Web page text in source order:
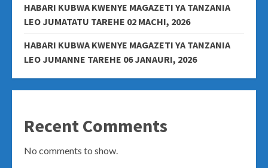
HABARI KUBWA KWENYE MAGAZETI YA TANZANIA
LEO JUMATATU TAREHE 02 MACHI, 2026
HABARI KUBWA KWENYE MAGAZETI YA TANZANIA
LEO JUMANNE TAREHE 06 JANAURI, 2026
Recent Comments
No comments to show.